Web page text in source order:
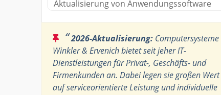
Aktualisierung von Anwendungssoftware
“2026-Aktualisierung: Computersysteme
Winkler & Ervenich bietet seit jeher IT-
Dienstleistungen für Privat-, Geschäfts- und
Firmenkunden an. Dabei legen sie großen Wert
auf serviceorientierte Leistung und individuelle